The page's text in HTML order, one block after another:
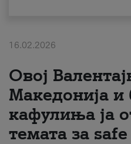
#ПодобарОнлајн
16.02.2026
Овој
Македонија и
кафулиња ја
темата за